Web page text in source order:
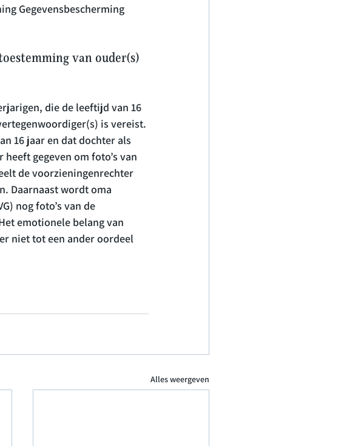
Gegevensbescherming
van ouder(s)
die de leeftijd van 16
is vereist.
16 jaar en dat dochter als
gegeven om foto’s van
de voorzieningenrechter
Daarnaast wordt oma
nog foto’s van de
emotionele belang van
niet tot een ander oordeel
Alles weergeven